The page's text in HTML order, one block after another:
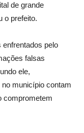
de grande
o prefeito.
pelo
falsas
ele,
município contam
comprometem